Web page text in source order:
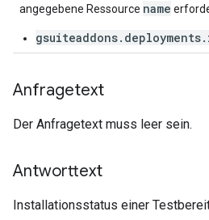
angegebene Ressource name
Anfragetext
Der Anfragetext muss leer sein.
Antworttext
Installationsstatus einer